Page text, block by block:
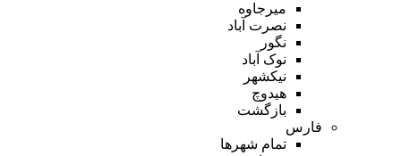
میرجاوه
نصرت آباد
نگور
نوک آباد
نیکشهر
هیدوچ
بازگشت
فارس
تمام شهر‌ها